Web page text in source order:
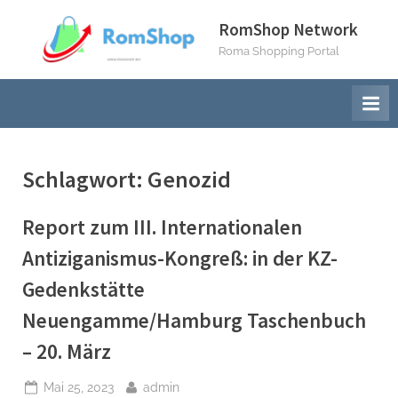
content
RomShop Network
Roma Shopping Portal
Schlagwort: Genozid
Report zum III. Internationalen
Antiziganismus-Kongreß: in der KZ-
Gedenkstätte
Neuengamme/Hamburg Taschenbuch
– 20. März
Posted
Mai 25, 2023 By
admin